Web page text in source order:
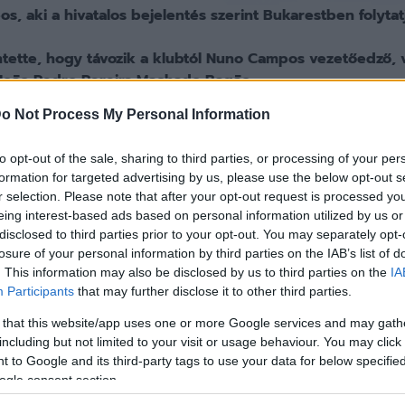
Not Process My Personal Information
opt-out of the sale, sharing to third parties, or processing of your
for targeted advertising by us, please use the below opt-out
selection. Please note that after your opt-out request is processed
interest-based ads based on personal information utilized by us
to third parties prior to your opt-out. You may separately
of your personal information by third parties on the IAB’s list of
This information may also be disclosed by us to third parties on the
Participants that may further disclose it to other third parties.
that this website/app uses one or more Google services and may
but not limited to your visit or usage behaviour. You may
to Google and its third-party tags to use your data for below
consent section.
aki a hivatalos bejelentés szerint Bukarestben
hogy távozik a klubtól Nuno Campos
Pedro Pereira Machado Bagão.
szerintNuno Campos kezdeményezte a távozását,
élvonalbeli Dinamo București együttesével a
2025 nyarán érkezett Zalaegerszegre. A klub
végzett munkájuk eredményessége
és a közösen elért eredményekért.
távú szakmai stratégiája változatlan marad. A
értékesítésére építi működését, amelyhez magas
végén sok sikert kívántak Camposnak és